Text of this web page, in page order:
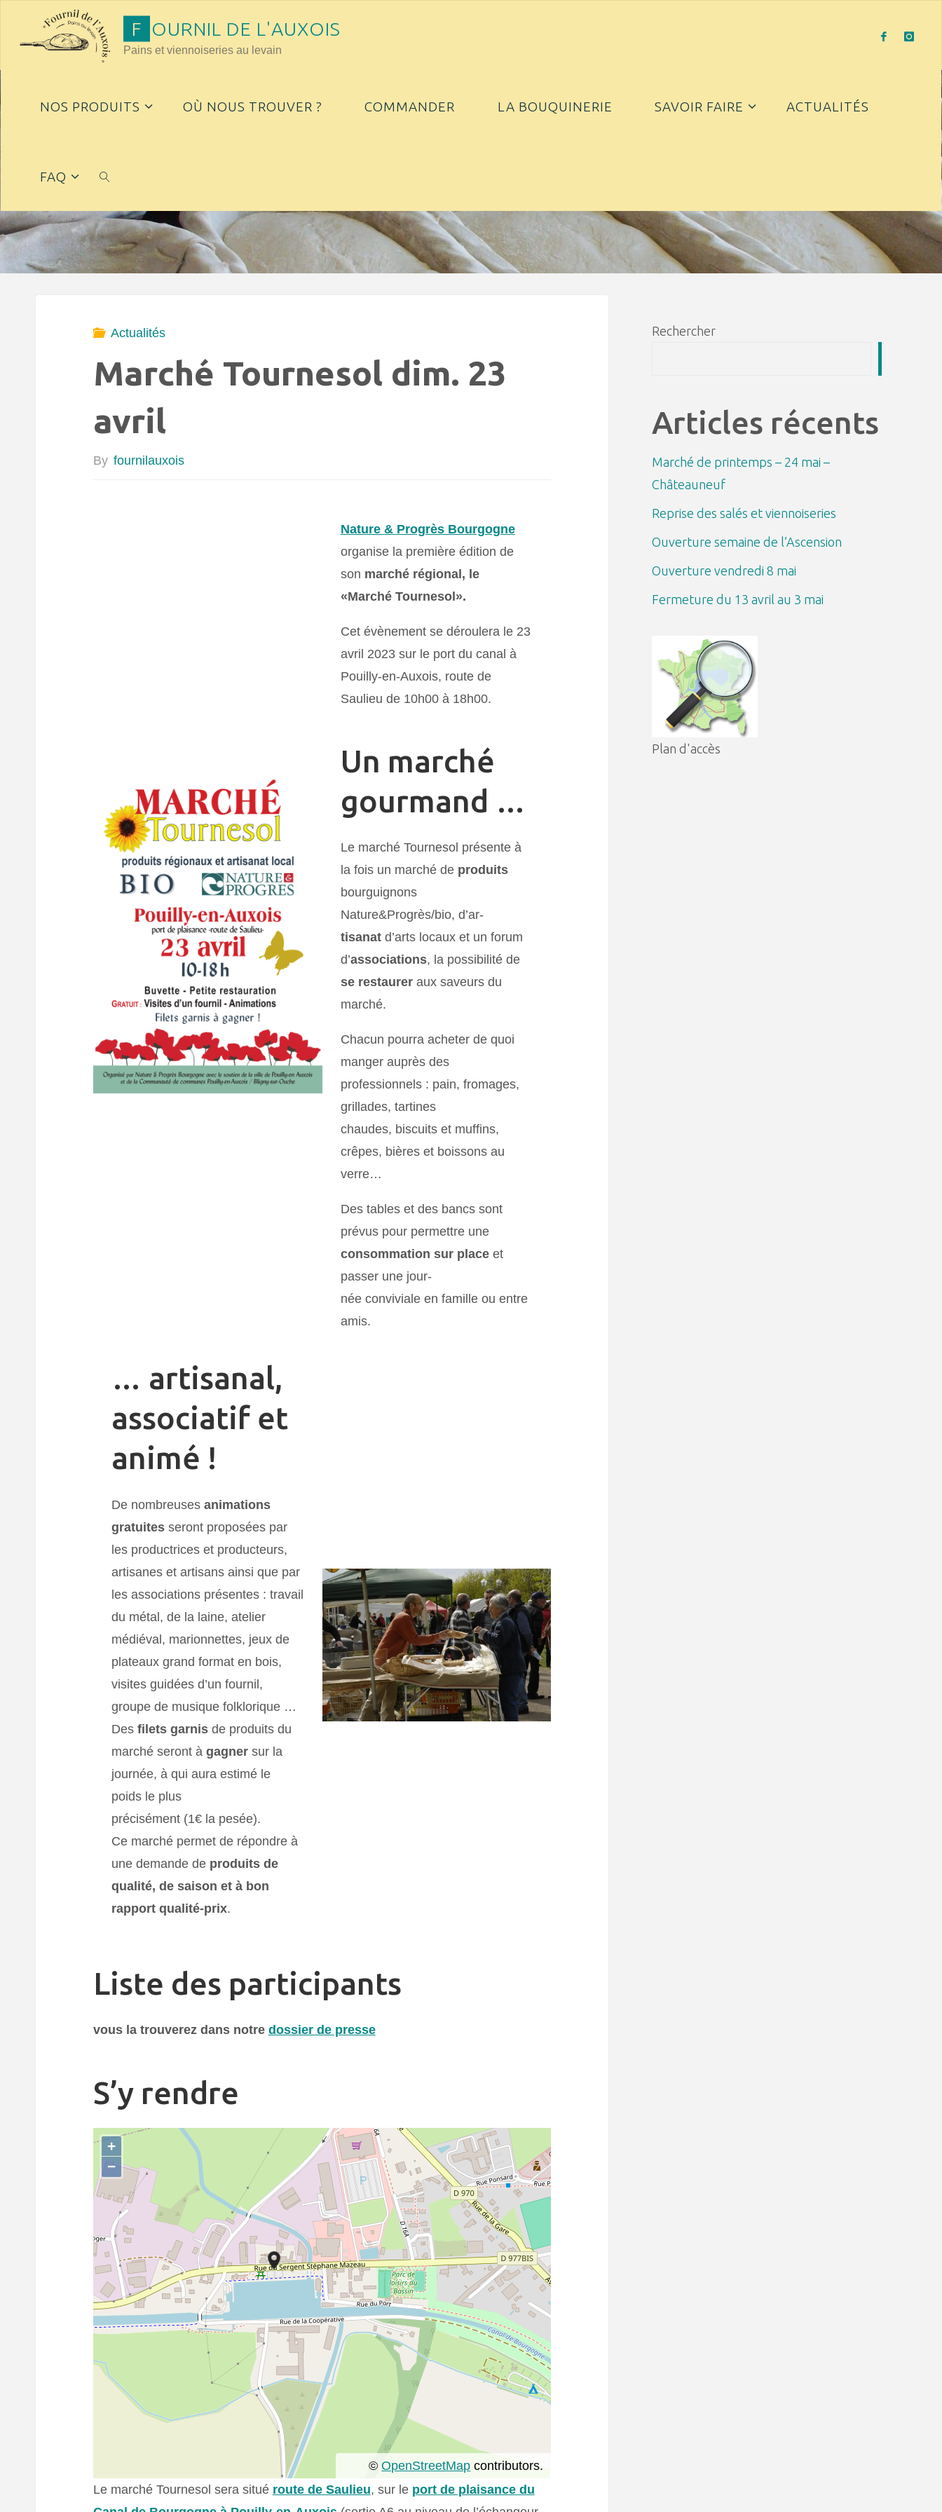
F OURNIL DE L 'AUXOIS
Pains et viennoiseries au levain
NOS PRODUITS OÙ NOUS TROUVER ? COMMANDER LA BOUQUINERIE SAVOIR FAIRE ACTUALITÉS
FAQ
SEARCH
Actualités
Marché Tournesol dim. 23
avril
By fournilauxois
Nature & Progrès Bourgogne
organise la première édition de
son marché régional, le
«Marché Tournesol».
Cet évènement se déroulera le 23
avril 2023 sur le port du canal à
Pouilly-en-Auxois, route de
Saulieu de 10h00 à 18h00.
Un marché
gourmand …
Le marché Tournesol présente à
la fois un marché de produits
bourguignons
Nature&Progrès/bio, d’ar-
tisanatd’arts locaux et un forum
d’associations, la possibilité de
se restaureraux saveurs du
marché.
Chacun pourra acheter de quoi
manger auprès des
professionnels : pain, fromages,
grillades, tartines
chaudes, biscuits et muffins,
crêpes, bières et boissons au
verre…
Des tables et des bancs sont
prévus pour permettre une
consommation sur placeet
passer une jour-
née conviviale en famille ou entre
amis.
… artisanal,
associatif et
animé !
De nombreuses animations
gratuitesseront proposées par
les productrices et producteurs,
artisanes et artisans ainsi que par
les associations présentes : travail
du métal, de la laine, atelier
médiéval, marionnettes, jeux de
plateaux grand format en bois,
visites guidées d’un fournil,
groupe de musique folklorique …
Des filets garnis de produits du
marché seront à gagnersur la
journée, à qui aura estimé le
poids le plus
précisément (1€ la pesée).
Ce marché permet de répondre à
une demande de produits de
qualité, de saison et à bon
rapport qualité-prix.
Liste des participants
vous la trouverez dans notre dossier de presse
S’y rendre
+
−
©OpenStreetMap contributors.
Le marché Tournesol sera situé route de Saulieu, sur le port de plaisance du
Rechercher
Articles récents
Marché de printemps – 24 mai –
Châteauneuf
Reprise des salés et viennoiseries
Ouverture semaine de l’Ascension
Ouverture vendredi 8 mai
Fermeture du 13 avril au 3 mai
Plan d'accès